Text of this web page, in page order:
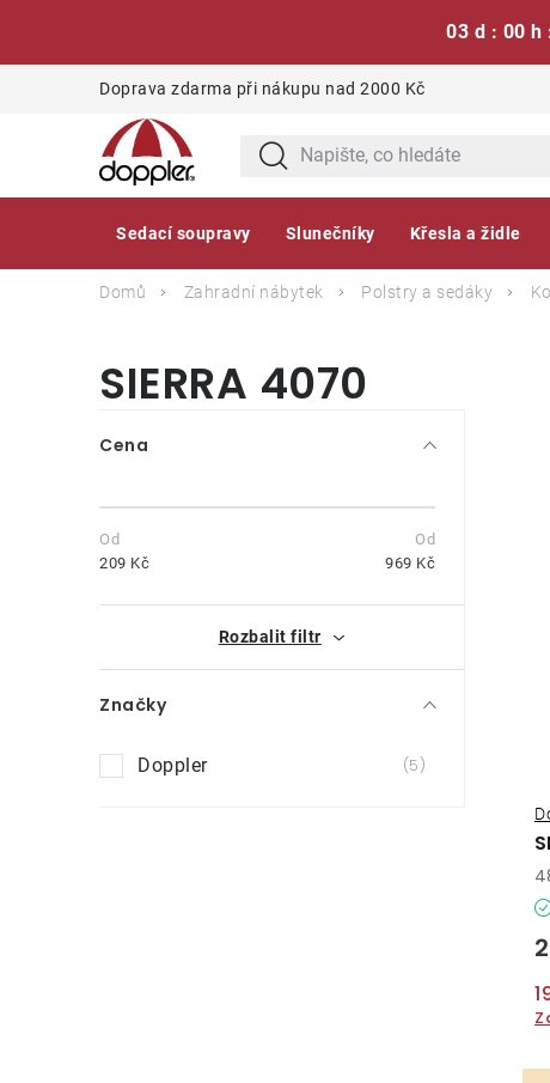
03 d : 00 h
Doprava zdarma při nákupu nad 2000 Kč
Sedací soupravy Slunečníky Křesla a židle
Domů Zahradní nábytek Polstry a sedáky
SIERRA 4070
P
s
t
r
a
n
n
í
Cena
209 Kč 969 Kč
Rozbalit filtr
Značky
Doppler 5
o
d
u
k
t